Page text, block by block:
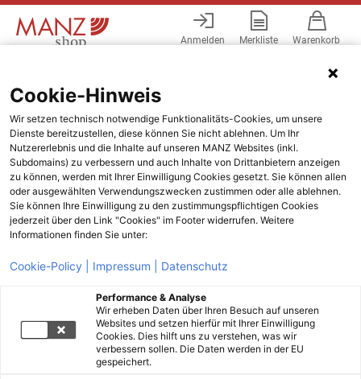
Anmelden Merkliste Warenkorb
Cookie-Hinweis
Wir setzen technisch notwendige Funktionalitäts-Cookies, um unsere
Dienste bereitzustellen, diese können Sie nicht ablehnen. Um Ihr
Nutzererlebnis und die Inhalte auf unseren MANZ Websites (inkl.
Subdomains) zu verbessern und auch Inhalte von Drittanbietern anzeigen
zu können, werden mit Ihrer Einwilligung Cookies gesetzt. Sie können allen
oder ausgewählten Verwendungszwecken zustimmen oder alle ablehnen.
Sie können Ihre Einwilligung zu den zustimmungspflichtigen Cookies
jederzeit über den Link "Cookies" im Footer widerrufen. Weitere
Informationen finden Sie unter:
Cookie-Policy | Impressum | Datenschutz
Performance & Analyse
Wir erheben Daten über Ihren Besuch auf unseren
Websites und setzen hierfür mit Ihrer Einwilligung
Cookies. Dies hilft uns zu verstehen, was wir
verbessern sollen. Die Daten werden in der EU
gespeichert.